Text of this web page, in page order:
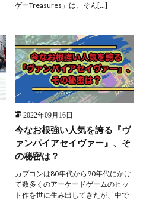
ゲーTreasures」は、そん[…]
2022年09月16日
今なお根強い人気を誇る『ヴ
ァンパイアセイヴァー』、そ
の秘密は？
カプコンは80年代から90年代にかけ
て数多くのアーケードゲームのヒッ
ト作を世に生み出してきたが、中で